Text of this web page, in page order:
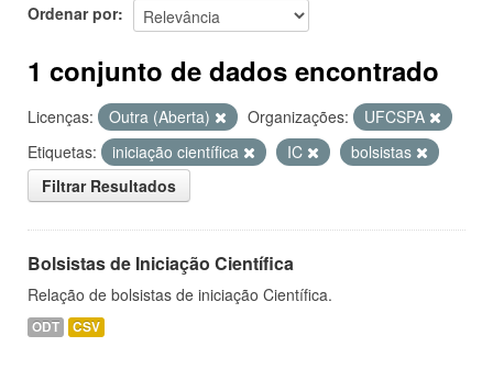
Ordenar por
1 conjunto de dados encontrado
Licenças: Outra (Aberta) Organizações:
UFCSPA
Etiquetas:
iniciação científica IC
bolsistas
Filtrar Resultados
Bolsistas de Iniciação Científica
Relação de bolsistas de iniciação Científica.
ODT CSV